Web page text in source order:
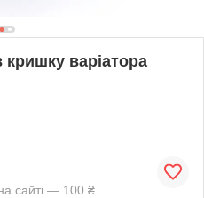
варіатора
сайті — 100 ₴